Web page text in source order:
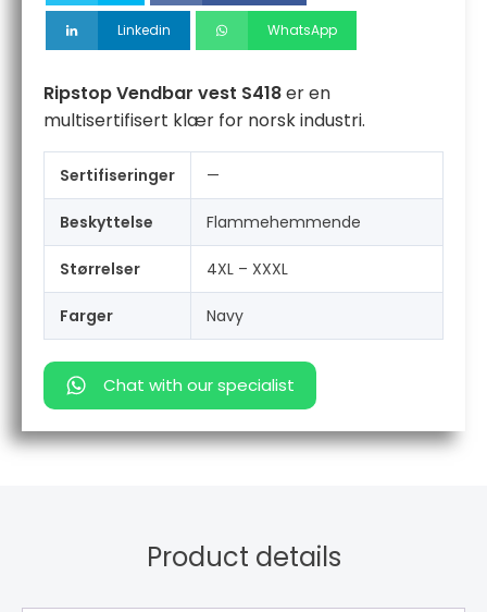
Linkedin WhatsApp
Ripstop Vendbar vest S418er en
multisertifisert klær for norsk industri.
Sertifiseringer —
Beskyttelse Flammehemmende
Størrelser 4XL – XXXL
Farger Navy
Chat with our specialist
Product details